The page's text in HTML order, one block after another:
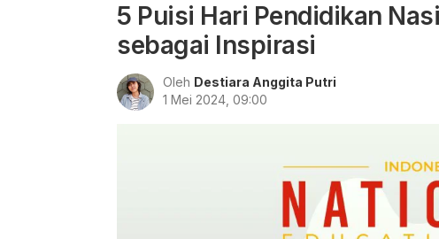
5 Puisi Hari Pendidikan
sebagai Inspirasi
Oleh Destiara Anggita Putri
1 Mei 2024, 09:00